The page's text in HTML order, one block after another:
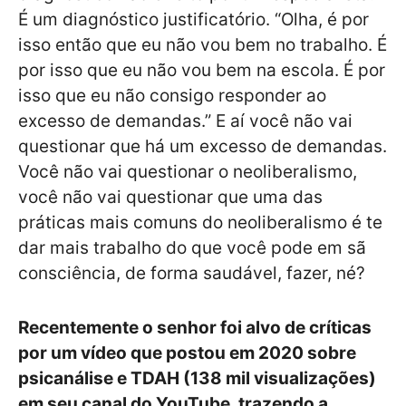
É um diagnóstico justificatório. “Olha, é por
isso então que eu não vou bem no trabalho. É
por isso que eu não vou bem na escola. É por
isso que eu não consigo responder ao
excesso de demandas.” E aí você não vai
questionar que há um excesso de demandas.
Você não vai questionar o neoliberalismo,
você não vai questionar que uma das
práticas mais comuns do neoliberalismo é te
dar mais trabalho do que você pode em sã
consciência, de forma saudável, fazer, né?
Recentemente o senhor foi alvo de críticas
por um vídeo que postou em 2020 sobre
psicanálise e TDAH (138 mil visualizações)